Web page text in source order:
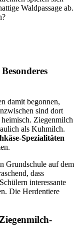
Waldpassage ab.
damit begonnen,
sind dort
heimisch. Ziegenmilch
als Kuhmilch.
Spezialitäten
Grundschule auf dem
dass
interessante
Die Herdentiere